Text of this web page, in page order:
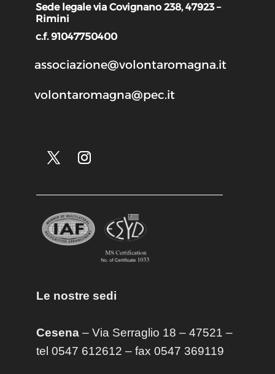
Sede legale via Covignano 238, 47923 –
Rimini
c.f. 91047750400
associazione@volontaromagna.it
volontaromagna@pec.it
Le nostre sedi
Cesena– Via Serraglio 18 – 47521 –
tel 0547 612612 – fax 0547 369119